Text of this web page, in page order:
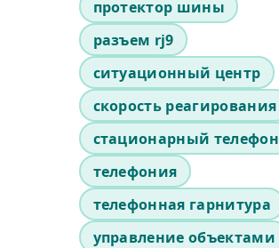
протектор шины
разъем rj9
ситуационный центр
скорость реагирования
стационарный телефон
телефония
телефонная гарнитура
управление объектами